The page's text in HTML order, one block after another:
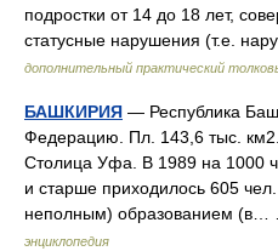
подростки от 14 до 18 лет,
статусные нарушения (т.е.
дополнительный практический
БАШКИРИЯ — Республика
Федерацию. Пл. 143,6 тыс.
Столица Уфа. В 1989 на 1000
и старше приходилось 605
неполным) образованием
энциклопедия